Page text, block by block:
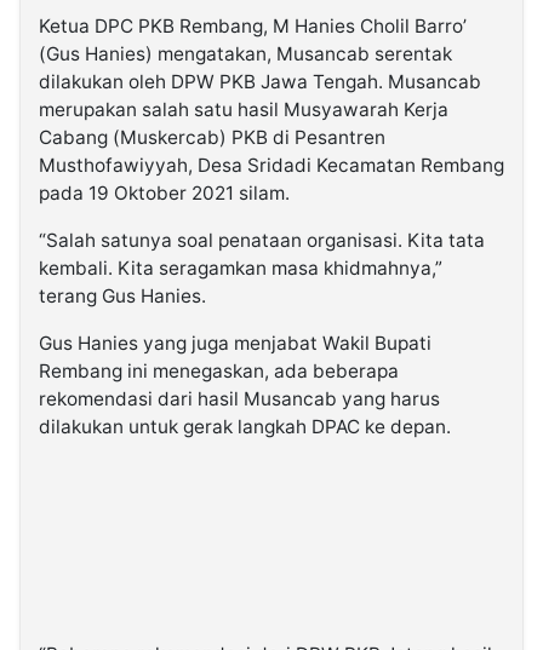
Ketua DPC PKB Rembang, M Hanies Cholil Barro’
(Gus Hanies) mengatakan, Musancab serentak
dilakukan oleh DPW PKB Jawa Tengah. Musancab
merupakan salah satu hasil Musyawarah Kerja
Cabang (Muskercab) PKB di Pesantren
Musthofawiyyah, Desa Sridadi Kecamatan Rembang
pada 19 Oktober 2021 silam.
“Salah satunya soal penataan organisasi. Kita tata
kembali. Kita seragamkan masa khidmahnya,”
terang Gus Hanies.
Gus Hanies yang juga menjabat Wakil Bupati
Rembang ini menegaskan, ada beberapa
rekomendasi dari hasil Musancab yang harus
dilakukan untuk gerak langkah DPAC ke depan.